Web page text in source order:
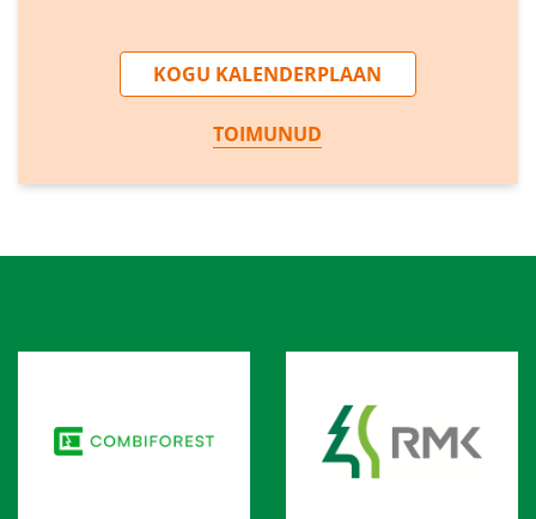
KOGU KALENDERPLAAN
TOIMUNUD